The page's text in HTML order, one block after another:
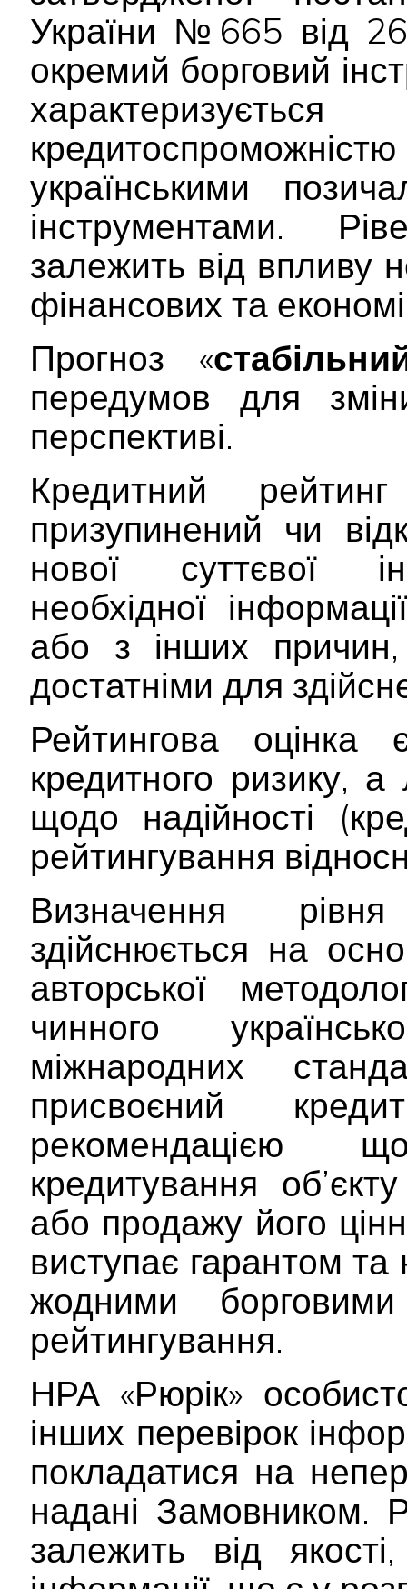
України №665 від
окремий борговий
українськими
інструментами.
залежить від впливу
фінансових та
Прогноз «
передумов для
перспективі.
Кредитний
призупинений чи
нової суттєвої
необхідної
або з інших причин,
достатніми для
Рейтингова
кредитного ризику,
щодо надійності
рейтингування
Визначення
здійснюється на
авторської
чинного
міжнародних
присвоєний
рекомендацією
кредитування
або продажу його
виступає гарантом та
жодними борговими
рейтингування.
НРА «Рюрік»
інших перевірок
покладатися на
надані Замовником.
залежить від